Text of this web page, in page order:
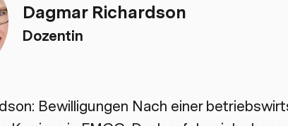
Dagmar Richardson
Dozentin
Bewilligungen Nach einer